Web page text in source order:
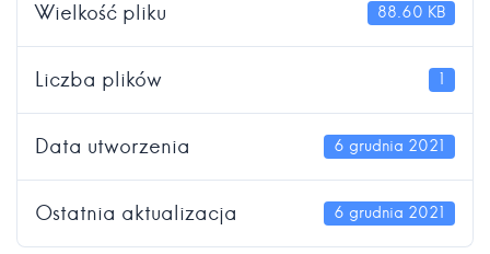
Wielkość pliku 88.60 KB
Liczba plików 1
Data utworzenia 6 grudnia 2021
Ostatnia aktualizacja 6 grudnia 2021